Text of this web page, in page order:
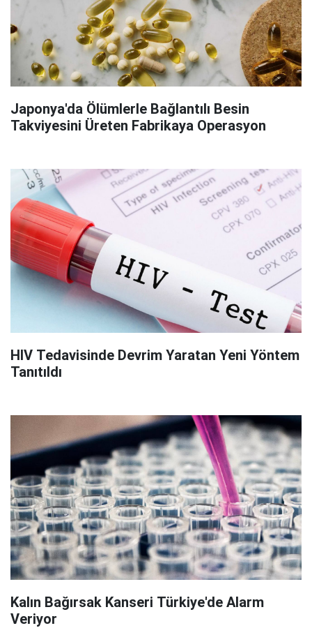
Japonya'da Ölümlerle Bağlantılı Besin
Takviyesini Üreten Fabrikaya Operasyon
HIV Tedavisinde Devrim Yaratan Yeni Yöntem
Tanıtıldı
Kalın Bağırsak Kanseri Türkiye'de Alarm
Veriyor